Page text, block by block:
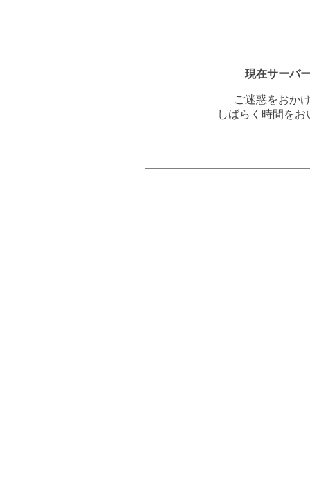
現在サーバ
ご迷惑をおか
しばらく時間を